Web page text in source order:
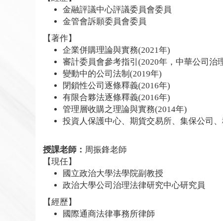
金融評議中心評議委員會委員
金管會訴願委員會委員
【著作】
企業併購理論與實務(2021年)
審計委員會參考指引(2020年，中華公司治
變動中的公司法制(2019年)
閉鎖性公司逐條釋義(2016年)
有限合夥法逐條釋義(2016年)
管理層收購之理論與實務(2014年)
投資人保護中心、期貨交易所、集保公司
授課老師： 周振鋒老師
【現任】
國立政治大學法學院副教授
政治大學公司治理法律研究中心研究員
【經歷】
國際通商法律事務所律師